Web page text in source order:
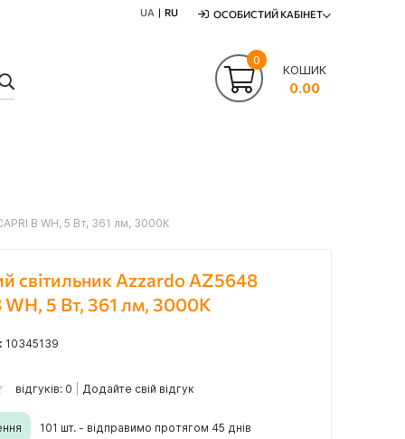
UA RU ОСОБИСТИЙ КАБІНЕТ
КОШИК
0.00
0
B WH, 5 Вт, 361 лм, 3000К
світильник Azzardo AZ5648
WH, 5 Вт, 361 лм, 3000К
10345139
відгуків: 0 Додайте свій відгук
101 шт. - відправимо протягом 45 днів